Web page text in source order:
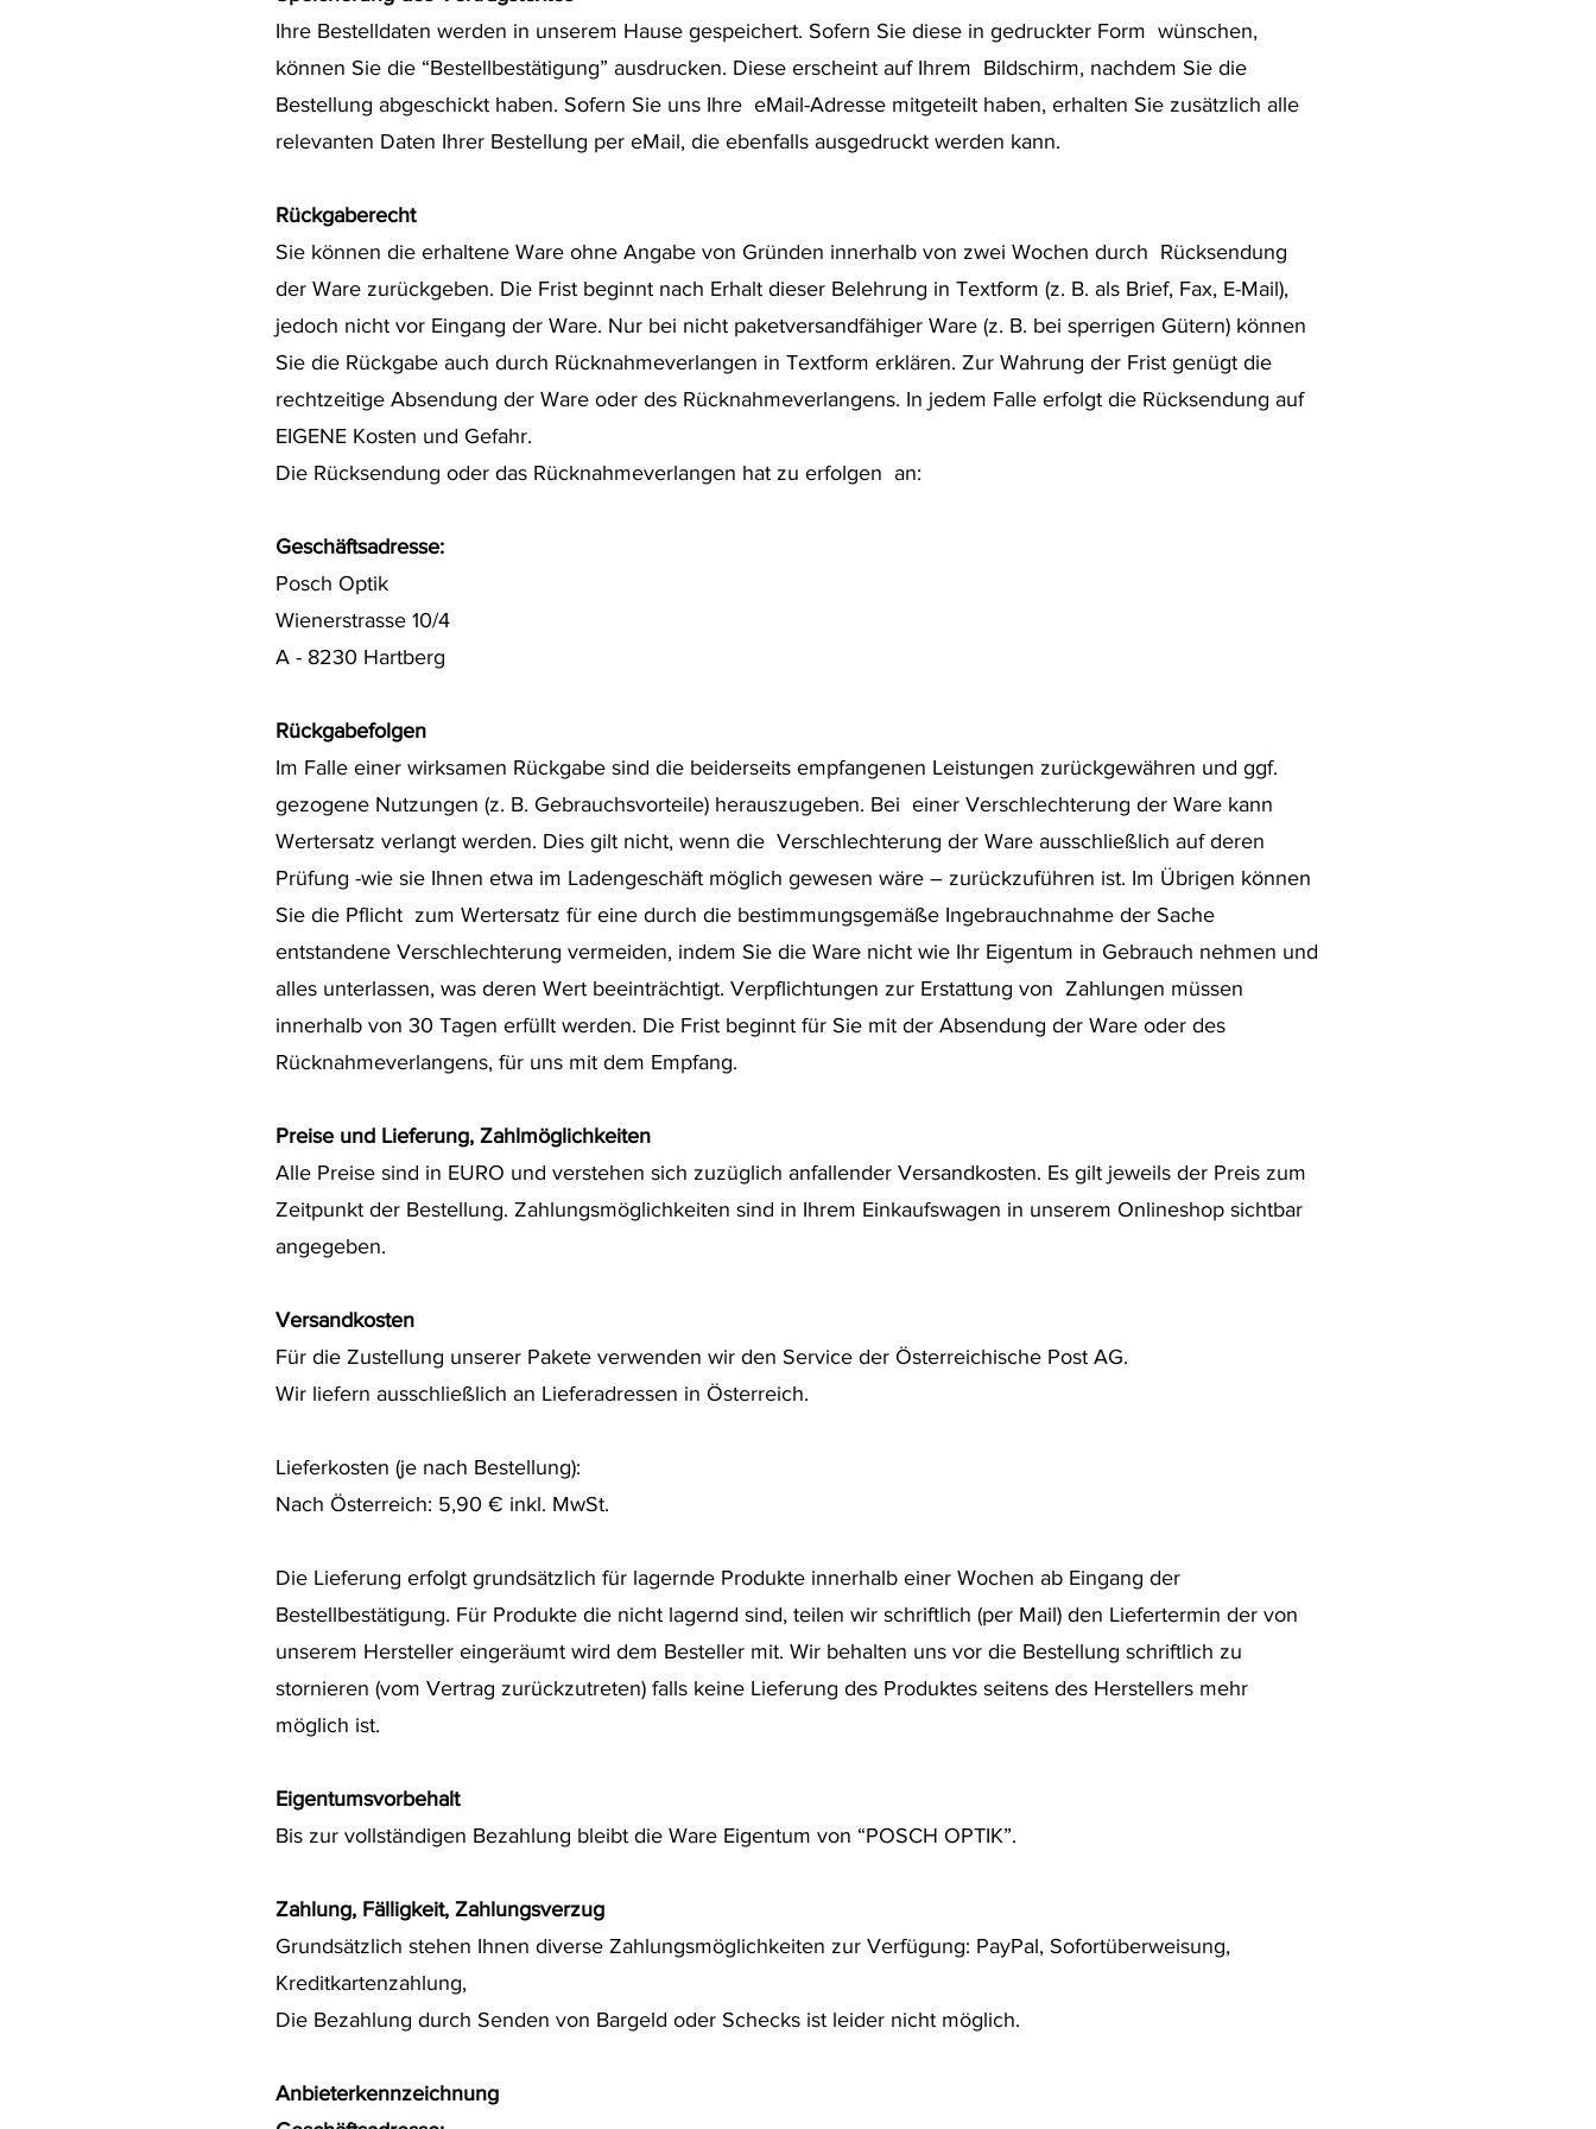
Ihre Bestelldaten werden in unserem Hause gespeichert. Sofern Sie diese in gedruckter Form wünschen,
können Sie die “Bestellbestätigung” ausdrucken. Diese erscheint auf Ihrem Bildschirm, nachdem Sie die
Bestellung abgeschickt haben. Sofern Sie uns Ihre eMail-Adresse mitgeteilt haben, erhalten Sie zusätzlich alle
relevanten Daten Ihrer Bestellung per eMail, die ebenfalls ausgedruckt werden kann.
Rückgaberecht
Sie können die erhaltene Ware ohne Angabe von Gründen innerhalb von zwei Wochen durch Rücksendung
der Ware zurückgeben. Die Frist beginnt nach Erhalt dieser Belehrung in Textform (z. B. als Brief, Fax, E-Mail),
jedoch nicht vor Eingang der Ware. Nur bei nicht paketversandfähiger Ware (z. B. bei sperrigen Gütern) können
Sie die Rückgabe auch durch Rücknahmeverlangen in Textform erklären. Zur Wahrung der Frist genügt die
rechtzeitige Absendung der Ware oder des Rücknahmeverlangens. In jedem Falle erfolgt die Rücksendung auf
EIGENE Kosten und Gefahr.
Die Rücksendung oder das Rücknahmeverlangen hat zu erfolgen an:
Geschäftsadresse:
Posch Optik
Wienerstrasse 10/4
A - 8230 Hartberg
Rückgabefolgen
Im Falle einer wirksamen Rückgabe sind die beiderseits empfangenen Leistungen zurückgewähren und ggf.
gezogene Nutzungen (z. B. Gebrauchsvorteile) herauszugeben. Bei einer Verschlechterung der Ware kann
Wertersatz verlangt werden. Dies gilt nicht, wenn die Verschlechterung der Ware ausschließlich auf deren
Prüfung -wie sie Ihnen etwa im Ladengeschäft möglich gewesen wäre – zurückzuführen ist. Im Übrigen können
Sie die Pflicht zum Wertersatz für eine durch die bestimmungsgemäße Ingebrauchnahme der Sache
entstandene Verschlechterung vermeiden, indem Sie die Ware nicht wie Ihr Eigentum in Gebrauch nehmen und
alles unterlassen, was deren Wert beeinträchtigt. Verpflichtungen zur Erstattung von Zahlungen müssen
innerhalb von 30 Tagen erfüllt werden. Die Frist beginnt für Sie mit der Absendung der Ware oder des
Rücknahmeverlangens, für uns mit dem Empfang.
‍Preise und Lieferung, Zahlmöglichkeiten
Alle Preise sind in EURO und verstehen sich zuzüglich anfallender Versandkosten. Es gilt jeweils der Preis zum
Zeitpunkt der Bestellung. Zahlungsmöglichkeiten sind in Ihrem Einkaufswagen in unserem Onlineshop sichtbar
angegeben.
‍Versandkosten
Für die Zustellung unserer Pakete verwenden wir den Service der Österreichische Post AG.
Wir liefern ausschließlich an Lieferadressen in Österreich.
Lieferkosten (je nach Bestellung):
Nach Österreich: 5,90 € inkl. MwSt.
Die Lieferung erfolgt grundsätzlich für lagernde Produkte innerhalb einer Wochen ab Eingang der
Bestellbestätigung. Für Produkte die nicht lagernd sind, teilen wir schriftlich (per Mail) den Liefertermin der von
unserem Hersteller eingeräumt wird dem Besteller mit. Wir behalten uns vor die Bestellung schriftlich zu
stornieren (vom Vertrag zurückzutreten) falls keine Lieferung des Produktes seitens des Herstellers mehr
möglich ist.
Eigentumsvorbehalt
Bis zur vollständigen Bezahlung bleibt die Ware Eigentum von “POSCH OPTIK”.
Zahlung, Fälligkeit, Zahlungsverzug
Grundsätzlich stehen Ihnen diverse Zahlungsmöglichkeiten zur Verfügung: PayPal, Sofortüberweisung,
Kreditkartenzahlung,
Die Bezahlung durch Senden von Bargeld oder Schecks ist leider nicht möglich.
Anbieterkennzeichnung